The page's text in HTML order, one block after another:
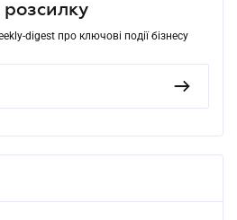
розсилку
digest про ключові події бізнесу